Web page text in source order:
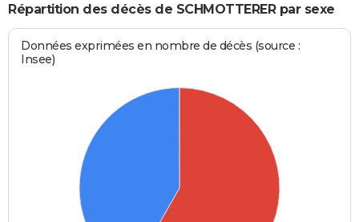
Répartition des décès de SCHMOTTERER par sexe
Données exprimées en nombre de décès (source :
Insee)